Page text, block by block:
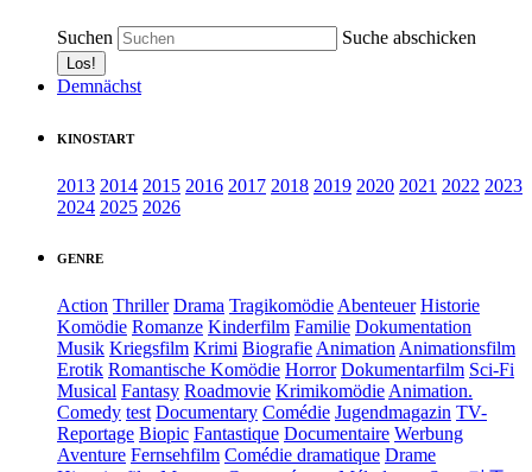
Suchen Suche abschicken
Demnächst
KINOSTART
2013 2014 2015 2016 2017 2018 2019 2020 2021 2022 2023
2024 2025 2026
GENRE
Action Thriller Drama TragikomödieAbenteuer Historie
Komödie Romanze Kinderfilm Familie Dokumentation
Musik Kriegsfilm Krimi BiografieAnimationAnimationsfilm
Erotik Romantische Komödie Horror Dokumentarfilm Sci-Fi
Musical Fantasy Roadmovie KrimikomödieAnimation.
Comedy test Documentary Comédie Jugendmagazin TV-
Reportage Biopic Fantastique Documentaire Werbung
Aventure Fernsehfilm Comédie dramatique Drame